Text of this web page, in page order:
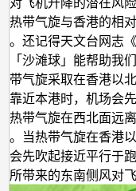
还
能
在
香
港
国
际
热带气旋与香港的相
。还记得天文台网志《
「沙滩球」能帮助我
带气旋采取在香港以
靠近本港时，机场会
热带气旋在西北面远
。当热带气旋在香港
会先吹起接近平行于
所带来的东南侧风对